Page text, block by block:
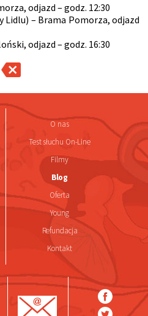
odjazd – godz. 12:30
Lidlu) – Brama Pomorza, odjazd
odjazd – godz. 16:30
O nas
Test słuchu On-Line
Filmy
Blog
Oferta
Young
Refundacja
Kontakt